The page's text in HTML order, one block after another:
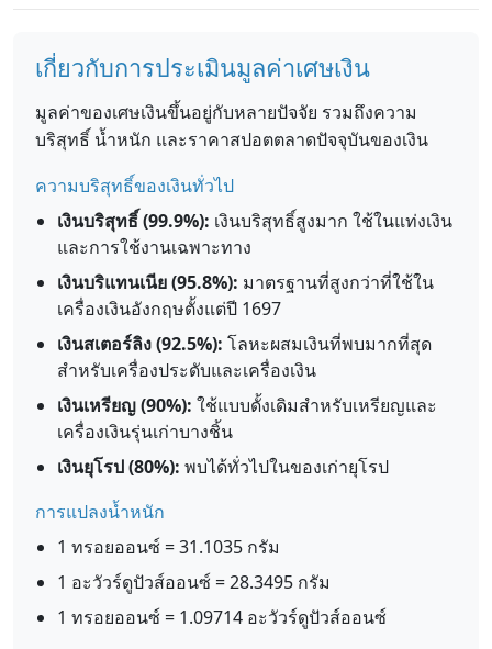
เกี่ยวกับการประเมินมูลค่าเศษเงิน
มูลค่าของเศษเงินขึ้นอยู่กับหลายปัจจัย รวมถึงความ
บริสุทธิ์ น้ำหนัก และราคาสปอตตลาดปัจจุบันของเงิน
ความบริสุทธิ์ของเงินทั่วไป
เงินบริสุทธิ์ (99.9%): เงินบริสุทธิ์สูงมาก ใช้ในแท่งเงิน
และการใช้งานเฉพาะทาง
เงินบริแทนเนีย (95.8%): มาตรฐานที่สูงกว่าที่ใช้ใน
เครื่องเงินอังกฤษตั้งแต่ปี 1697
เงินสเตอร์ลิง (92.5%): โลหะผสมเงินที่พบมากที่สุด
สำหรับเครื่องประดับและเครื่องเงิน
เงินเหรียญ (90%): ใช้แบบดั้งเดิมสำหรับเหรียญและ
เครื่องเงินรุ่นเก่าบางชิ้น
เงินยุโรป (80%): พบได้ทั่วไปในของเก่ายุโรป
การแปลงน้ำหนัก
1 ทรอยออนซ์ = 31.1035 กรัม
1 อะวัวร์ดูปัวส์ออนซ์ = 28.3495 กรัม
1 ทรอยออนซ์ = 1.09714 อะวัวร์ดูปัวส์ออนซ์